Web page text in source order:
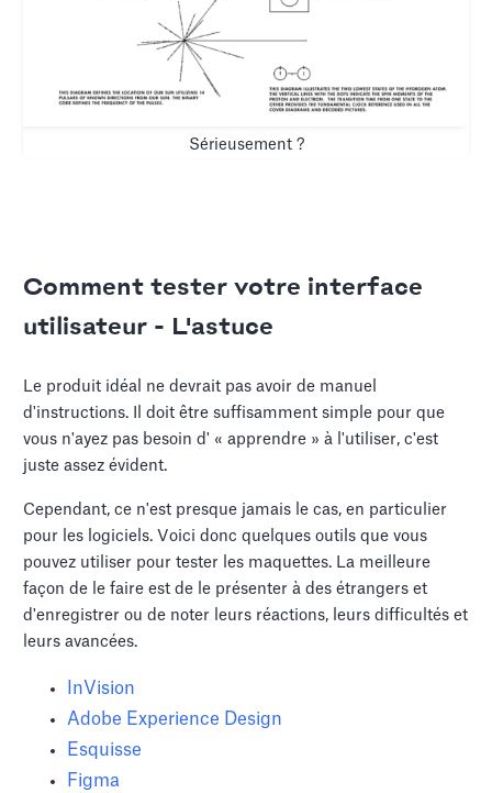
Sérieusement ?
Comment tester votre interface
utilisateur - L'astuce
Le produit idéal ne devrait pas avoir de manuel
d'instructions. Il doit être suffisamment simple pour que
vous n'ayez pas besoin d' « apprendre » à l'utiliser, c'est
juste assez évident.
Cependant, ce n'est presque jamais le cas, en particulier
pour les logiciels. Voici donc quelques outils que vous
pouvez utiliser pour tester les maquettes. La meilleure
façon de le faire est de le présenter à des étrangers et
d'enregistrer ou de noter leurs réactions, leurs difficultés et
leurs avancées.
InVision
Adobe Experience Design
Esquisse
Figma